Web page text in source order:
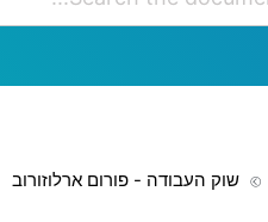
שוק העבודה - פורום ארלוזורוב